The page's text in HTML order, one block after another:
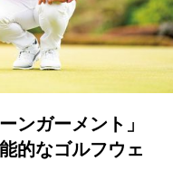
ンガーメント」
的なゴルフウェ